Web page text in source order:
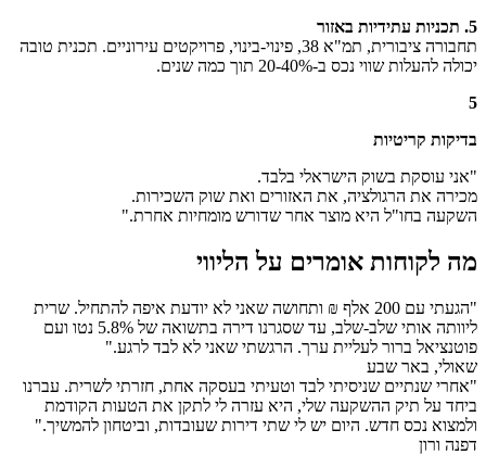
5. תכניות עתידיות באזור
תחבורה ציבורית, תמ"א 38, פינוי-בינוי, פרויקטים עירוניים. תכנית טובה
יכולה להעלות שווי נכס ב-20-40% תוך כמה שנים.
5
בדיקות קריטיות
"אני עוסקת בשוק הישראלי בלבד.
מכירה את הרגולציה, את האזורים ואת שוק השכירות.
השקעה בחו"ל היא מוצר אחר שדורש מומחיות אחרת."
מה לקוחות אומרים על הליווי
"הגעתי עם 200 אלף ₪ ותחושה שאני לא יודעת איפה להתחיל. שרית
ליוותה אותי שלב-שלב, עד שסגרנו דירה בתשואה של 5.8% נטו ועם
פוטנציאל ברור לעליית ערך. הרגשתי שאני לא לבד לרגע."
שאולי, באר שבע
"אחרי שנתיים שניסיתי לבד וטעיתי בעסקה אחת, חזרתי לשרית. עברנו
ביחד על תיק ההשקעה שלי, היא עזרה לי לתקן את הטעות הקודמת
ולמצוא נכס חדש. היום יש לי שתי דירות שעובדות, וביטחון להמשיך."
דפנה ורון